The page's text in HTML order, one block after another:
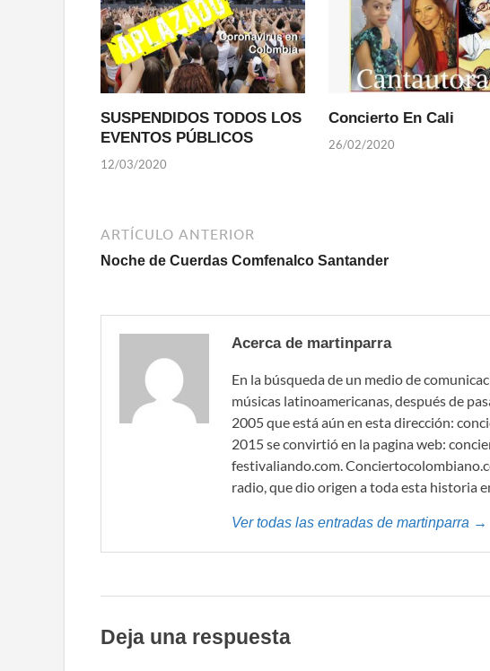
SUSPENDIDOS TODOS LOS
EVENTOS PÚBLICOS
12/03/2020
Concierto En Cali
26/02/2020
ARTÍCULO ANTERIOR
Noche de Cuerdas Comfenalco Santander
Acerca de martinparra
En la búsqueda de un medio de
músicas latinoamericanas, después de
2005 que está aún en esta dirección:
2015 se convirtió en la pagina web:
festivaliando.com.
radio, que dio origen a toda esta historia
Ver todas las entradas de martinparra →
Deja una respuesta